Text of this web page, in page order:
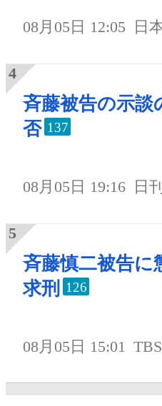
08月05日 12:05 日
斉藤被告の示談
否 137
08月05日 19:16 日
斉藤慎二被告に
求刑
126
08月05日 15:01